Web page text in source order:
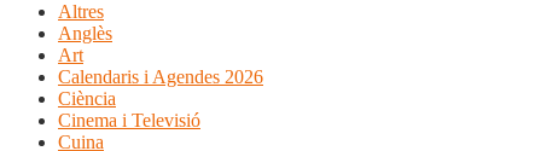
Altres
Anglès
Art
Calendaris i Agendes 2026
Ciència
Cinema i Televisió
Cuina